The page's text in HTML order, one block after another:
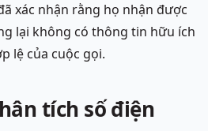
xác nhận rằng họ nhận được
lại không có thông tin hữu ích
lệ của cuộc gọi.
tích số điện